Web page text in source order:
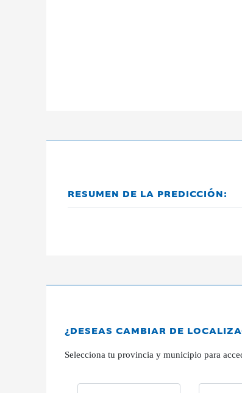
RESUMEN DE LA PREDICCIÓN:
¿DESEAS CAMBIAR DE
Selecciona tu provincia y municipio para